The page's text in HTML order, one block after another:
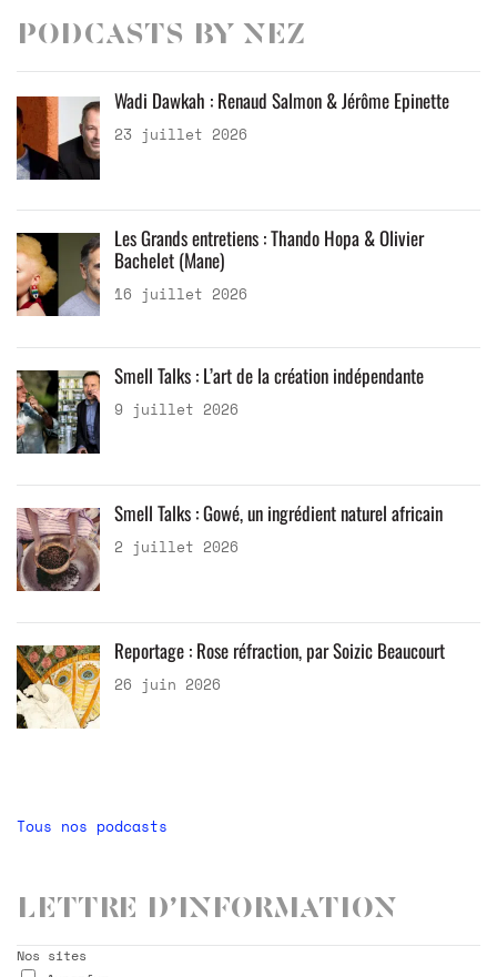
Podcasts by Nez
Wadi Dawkah : Renaud Salmon & Jérôme Epinette
23 juillet 2026
Les Grands entretiens : Thando Hopa & Olivier
Bachelet (Mane)
16 juillet 2026
Smell Talks : L’art de la création indépendante
9 juillet 2026
Smell Talks : Gowé, un ingrédient naturel africain
2 juillet 2026
Reportage : Rose réfraction, par Soizic Beaucourt
26 juin 2026
Tous nos podcasts
Lettre d’information
Nos sites